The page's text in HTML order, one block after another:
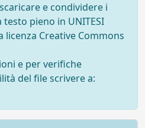
e condividere i
pieno in UNITESI
licenza Creative Commons
e per verifiche
del file scrivere a: